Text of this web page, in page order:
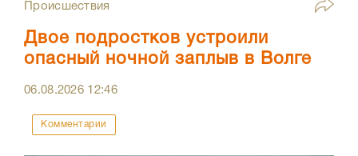
Происшествия
Двое подростков устроили
опасный ночной заплыв в Волге
06.08.2026 12:46
Комментарии